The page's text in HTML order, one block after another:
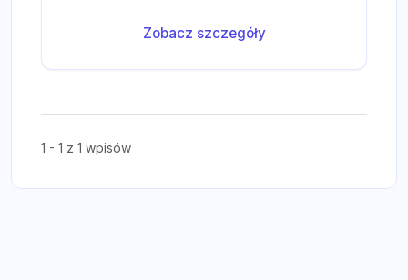
Zobacz szczegóły
1 - 1 z 1 wpisów